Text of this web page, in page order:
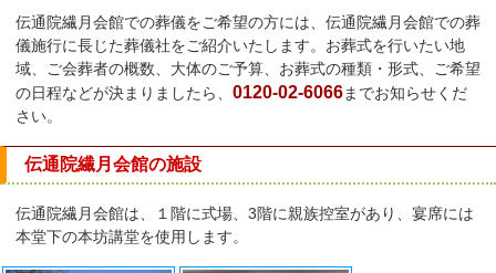
伝通院繊月会館での葬儀をご希望の方には、伝通院繊月会館での葬
儀施行に長じた葬儀社をご紹介いたします。お葬式を行いたい地
域、ご会葬者の概数、大体のご予算、お葬式の種類・形式、ご希望
の日程などが決まりましたら、 0120-02-6066までお知らせくだ
さい。
伝通院繊月会館の施設
伝通院繊月会館は、１階に式場、3階に親族控室があり、宴席には
本堂下の本坊講堂を使用します。